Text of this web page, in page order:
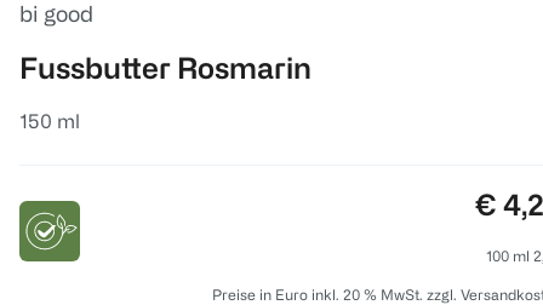
bi good
Fussbutter Rosmarin
150 ml
€
100 ml
Preise in Euro inkl. 20 % MwSt. zzgl.